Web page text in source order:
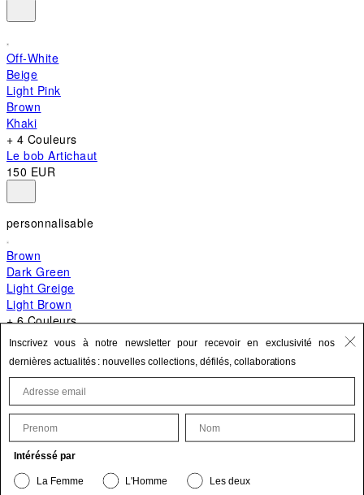
Off-White
Beige
Light Pink
Brown
Khaki
+ 4 Couleurs
Le bob Artichaut
150 EUR
personnalisable
Brown
Dark Green
Light Greige
Light Brown
+ 6 Couleurs
+ 10 Couleurs
620 EUR
Mettre à jour vos informations personnelles
Le produit est bien ajouté à vos favoris.
Inscrivez vous à notre newsletter pour recevoir en exclusivité nos
dernières actualités : nouvelles collections, défilés, collaborations
First Name Last Name
Intéréssé par
La Femme L'Homme Les deux